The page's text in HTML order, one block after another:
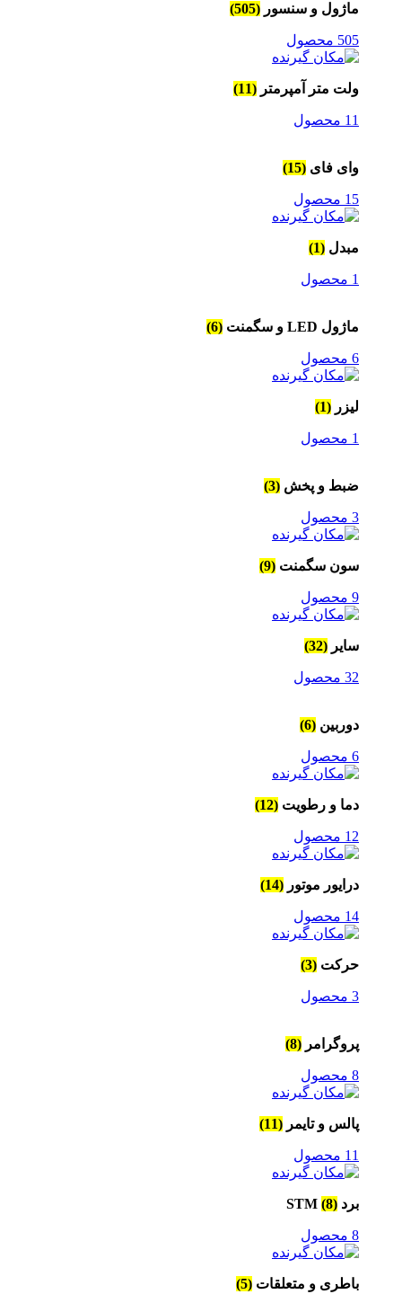
بود. ماژول و سنسور (505)
505 محصول
ولت متر آمپرمتر (11)
11 محصول
وای فای (15)
15 محصول
مبدل (1)
1 محصول
ماژول LED و سگمنت (6)
6 محصول
لیزر (1)
1 محصول
ضبط و پخش (3)
3 محصول
سون سگمنت (9)
9 محصول
سایر (32)
32 محصول
دوربین (6)
6 محصول
دما و رطویت (12)
12 محصول
درایور موتور (14)
14 محصول
حرکت (3)
3 محصول
پروگرامر (8)
8 محصول
پالس و تایمر (11)
11 محصول
برد STM (8)
8 محصول
باطری و متعلقات (5)